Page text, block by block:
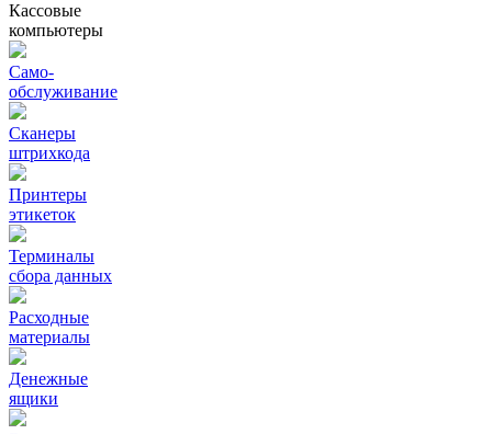
Кассовые
компьютеры
Само-
обслуживание
Сканеры
штрихкода
Принтеры
этикеток
Терминалы
сбора данных
Расходные
материалы
Денежные
ящики